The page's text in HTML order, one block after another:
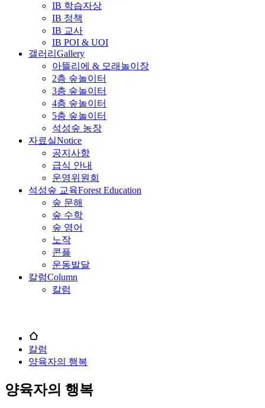
IB 학습자상
IB 정책
IB 교사
IB POI & UOI
갤러리 Gallery
아뜰리에 & 모래놀이장
2층 숲놀이터
3층 숲놀이터
4층 숲놀이터
5층 숲놀이터
석성숲 농장
자료실Notice
공지사항
급식 안내
운영위원회
석성숲 교육Forest Education
숲 문해
숲 수학
숲 영어
노작
콘플
운동발달
칼럼Column
칼럼
칼럼
양육자의 행복
양육자의 행복